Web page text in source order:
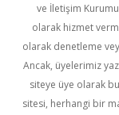
ve İletişim Kurumu
olarak hizmet
olarak denetleme
Ancak, üyelerimiz
siteye üye olarak
sitesi, herhangi bir